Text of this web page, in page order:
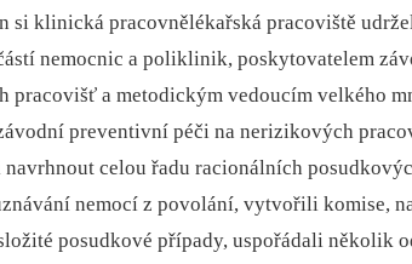
si klinická pracovnělékařská pracoviště
nemocnic a poliklinik, poskytovatelem
pracovišť a metodickým vedoucím velkého
preventivní péči na nerizikových
celou řadu racionálních
nemocí z povolání, vytvořili komise,
posudkové případy, uspořádali několik